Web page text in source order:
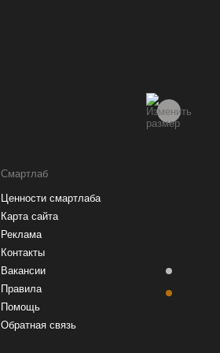
Смартлаб
Ценности смартлаба
Карта сайта
Реклама
Контакты
Вакансии
Правила
Помощь
Обратная связь